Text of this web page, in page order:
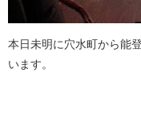
本日未明に穴水町から能
います。